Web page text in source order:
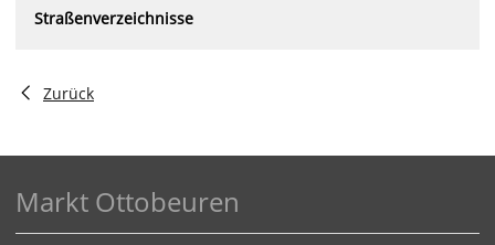
Straßenverzeichnisse
Zurück
Markt Ottobeuren